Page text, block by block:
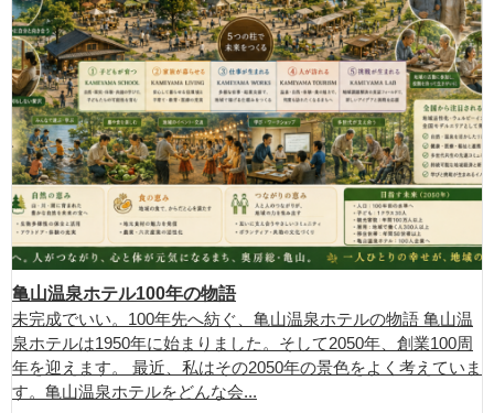
亀山温泉ホテル100年の物語
未完成でいい。100年先へ紡ぐ、亀山温泉ホテルの物語 亀山温
泉ホテルは1950年に始まりました。そして2050年、創業100周
年を迎えます。 最近、私はその2050年の景色をよく考えていま
す。亀山温泉ホテルをどんな会...